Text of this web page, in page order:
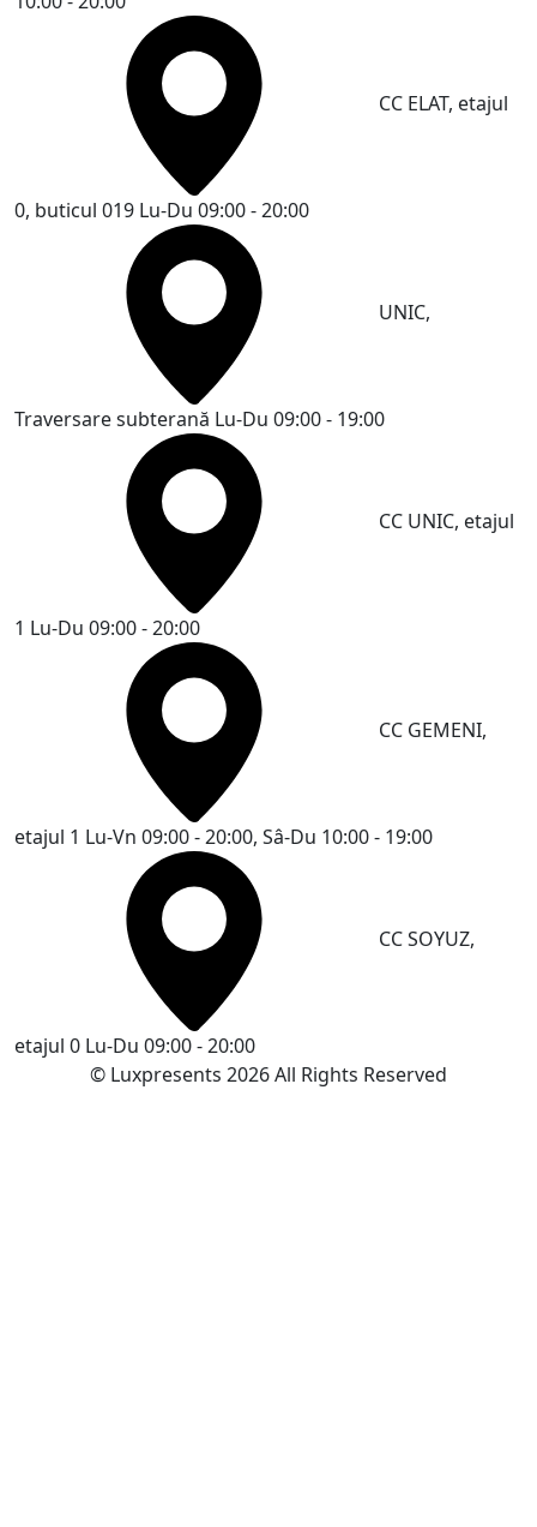
CC ELAT, etajul
0, buticul 019 Lu-Du 09:00 - 20:00
UNIC,
Traversare subterană Lu-Du 09:00 - 19:00
CC UNIC, etajul
1 Lu-Du 09:00 - 20:00
CC GEMENI,
etajul 1 Lu-Vn 09:00 - 20:00, Sâ-Du 10:00 - 19:00
CC SOYUZ,
etajul 0 Lu-Du 09:00 - 20:00
© Luxpresents 2026 All Rights Reserved